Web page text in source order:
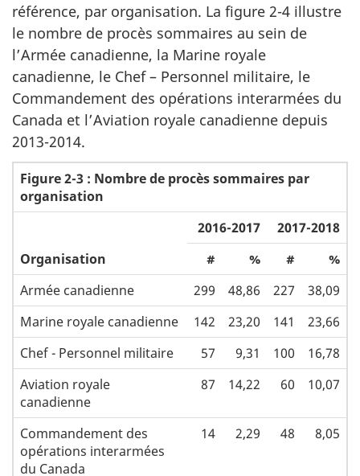
référence, par organisation. La figure 2-4 illustre
le nombre de procès sommaires au sein de
l’Armée canadienne, la Marine royale
canadienne, le Chef – Personnel militaire, le
Commandement des opérations interarmées du
Canada et l’Aviation royale canadienne depuis
2013-2014.
Figure 2-3 : Nombre de procès sommaires par
organisation
Organisation
2016-2017
2017-2018
#
% #
%
Armée canadienne
299 48,86 227
38,09
Marine royale canadienne
142 23,20 141
23,66
Chef - Personnel militaire
57 9,31 100
16,78
Aviation royale
canadienne
87 14,22 60 10,07
Commandement des
opérations interarmées
du Canada
14 2,29 48 8,05